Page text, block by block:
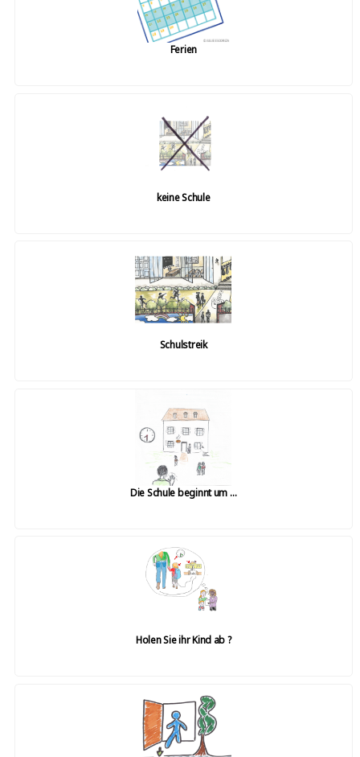
Ferien
keine Schule
Schulstreik
Die Schule beginnt um …
Holen Sie ihr Kind ab ?